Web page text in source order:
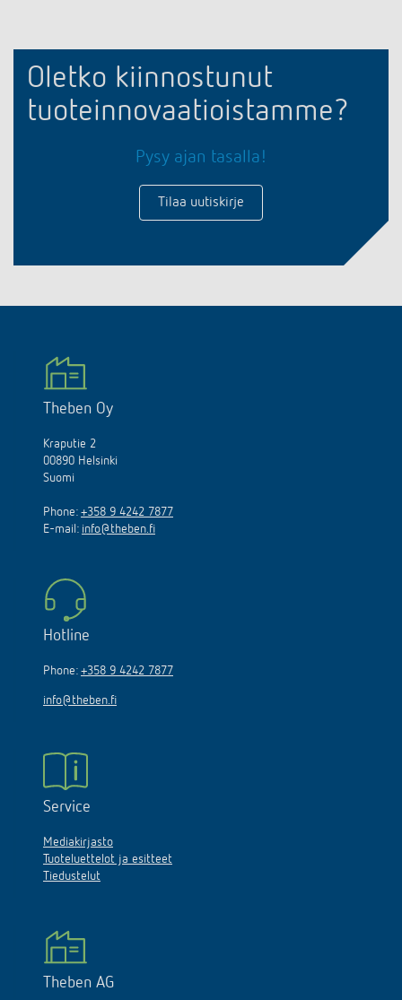
Oletko kiinnostunut
tuoteinnovaatioistamme?
Pysy ajan tasalla!
Tilaa uutiskirje
Theben Oy
Kraputie 2
00890 Helsinki
Suomi
Phone: +358 9 4242 7877
E-mail: info@theben.fi
Hotline
Phone: +358 9 4242 7877
info@theben.fi
Service
Mediakirjasto
Tuoteluettelot ja esitteet
Tiedustelut
Theben AG